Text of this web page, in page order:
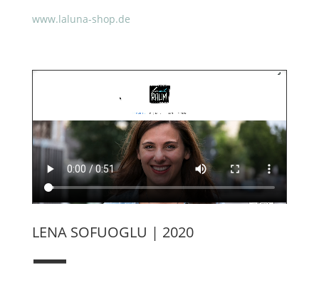
www.laluna-shop.de
LENA SOFUOGLU | 2020
—